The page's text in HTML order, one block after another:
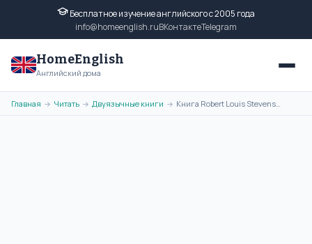
Бесплатное изучение английского с 2005 года
info@homeenglish.ruВКонтактеTelegram
HomeEnglish
Английский дома
Главная → Читать → Двуязычные книги → Книга Robert Louis Stevenson - Treasure Island (Остров сокровищ) на